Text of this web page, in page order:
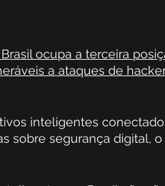
ocupa a terceira
a ataques de
inteligentes
sobre segurança digital, o